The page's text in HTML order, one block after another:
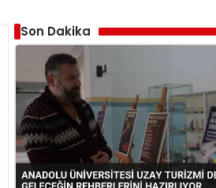
Son Dakika